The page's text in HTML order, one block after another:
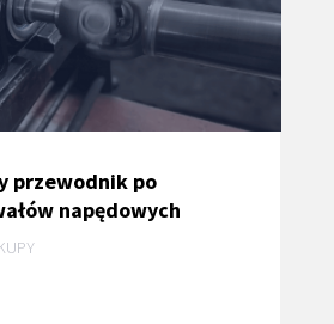
przewodnik po
napędowych